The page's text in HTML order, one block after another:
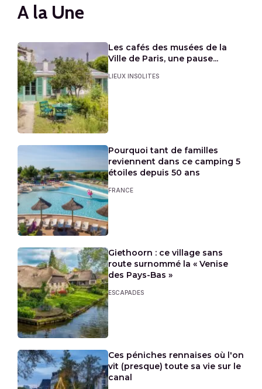
A la Une
Les cafés des musées de la
Ville de Paris, une pause...
LIEUX INSOLITES
Pourquoi tant de familles
reviennent dans ce camping 5
étoiles depuis 50 ans
FRANCE
Giethoorn : ce village sans
route surnommé la « Venise
des Pays-Bas »
ESCAPADES
Ces péniches rennaises où l'on
vit (presque) toute sa vie sur le
canal